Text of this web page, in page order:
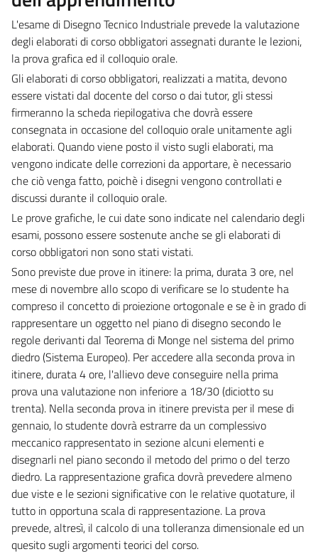
L'esame di Disegno Tecnico Industriale prevede la valutazione
degli elaborati di corso obbligatori assegnati durante le lezioni,
la prova grafica ed il colloquio orale.
Gli elaborati di corso obbligatori, realizzati a matita, devono
essere vistati dal docente del corso o dai tutor, gli stessi
firmeranno la scheda riepilogativa che dovrà essere
consegnata in occasione del colloquio orale unitamente agli
elaborati. Quando viene posto il visto sugli elaborati, ma
vengono indicate delle correzioni da apportare, è necessario
che ciò venga fatto, poichè i disegni vengono controllati e
discussi durante il colloquio orale.
Le prove grafiche, le cui date sono indicate nel calendario degli
esami, possono essere sostenute anche se gli elaborati di
corso obbligatori non sono stati vistati.
Sono previste due prove in itinere: la prima, durata 3 ore, nel
mese di novembre allo scopo di verificare se lo studente ha
compreso il concetto di proiezione ortogonale e se è in grado di
rappresentare un oggetto nel piano di disegno secondo le
regole derivanti dal Teorema di Monge nel sistema del primo
diedro (Sistema Europeo). Per accedere alla seconda prova in
itinere, durata 4 ore, l'allievo deve conseguire nella prima
prova una valutazione non inferiore a 18/30 (diciotto su
trenta). Nella seconda prova in itinere prevista per il mese di
gennaio, lo studente dovrà estrarre da un complessivo
meccanico rappresentato in sezione alcuni elementi e
disegnarli nel piano secondo il metodo del primo o del terzo
diedro. La rappresentazione grafica dovrà prevedere almeno
due viste e le sezioni significative con le relative quotature, il
tutto in opportuna scala di rappresentazione. La prova
prevede, altresì, il calcolo di una tolleranza dimensionale ed un
quesito sugli argomenti teorici del corso.